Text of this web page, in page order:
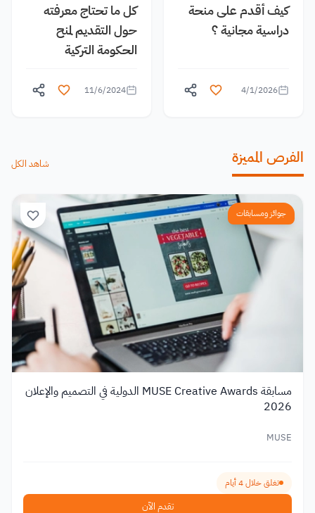
كيف أقدم على منحة
دراسية مجانية ؟
4/1/2026
كل ما تحتاج معرفته
حول التقديم لمنح
الحكومة التركية
11/6/2024
الفرص المميزة شاهد الكل
جوائز ومسابقات
مسابقة MUSE Creative Awards الدولية في التصميم والإعلان
2026
MUSE
تغلق خلال 4 أيام
تقدم الآن